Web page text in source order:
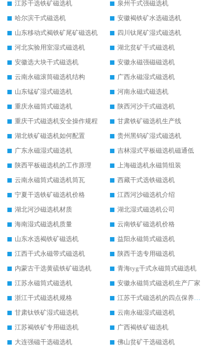
江苏干选铁矿磁选机
泉州干式强磁选机
哈尔滨干式磁选机
安徽褐铁矿水选磁选机
山东移动式褐铁矿尾矿磁选机
四川钛尾矿湿式磁选机
河北实验用室湿式磁选机
湖北贫矿干式磁选机
安徽选大块干式磁选机
安徽永磁强磁磁选机
云南永磁滚筒磁选机结构
广西永磁湿式磁选机
山东锰矿湿式磁选机
河南永磁式磁选机
重庆永磁筒式磁选机
陕西河沙干式磁选机
重庆干式磁选机安全操作规程
甘肃铁矿磁选机生产线
湖北铁矿磁选机如何配置
贵州黑钨矿湿式磁选机
广东永磁湿式磁选机
吉林湿式平板磁选机磁通低
陕西平板磁选机的工作原理
上海磁选机永磁筒组装
云南永磁筒式磁选机筒瓦
西藏干式选铁磁选机
宁夏干选铁矿磁选机价格
江西河沙磁选机介绍
湖北河沙磁选机材质
湖北湿式磁选机公司
海南湿式磁选机质量
云南铁矿磁选机价格
山东水选褐铁矿磁选机
益阳永磁筒式磁选机
江西干式永磁带式磁选机
陕西干选专用磁选机
内蒙古干选黄硫铁矿磁选机
青海tyg干式永磁筒式磁选机
江苏永磁筒式磁选机
安徽永磁筒式磁选机生产厂家
浙江干式磁选机规格
江苏干式磁选机的四点保养秘籍
甘肃钛铁矿湿式磁选机
云南永磁湿式磁选机
江苏褐铁矿专用磁选机
广西褐铁矿磁选机
大连强磁干选磁选机
佛山贫矿干选磁选机